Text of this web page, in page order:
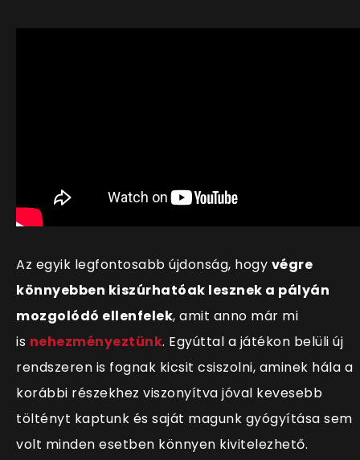
Az egyik legfontosabb újdonság, hogy végre
könnyebben kiszúrhatóak lesznek a pályán
mozgolódó ellenfelek, amit anno már mi
is nehezményeztünk. Egyúttal a játékon belüli új
rendszeren is fognak kicsit csiszolni, aminek hála a
korábbi részekhez viszonyítva jóval kevesebb
töltényt kaptunk és saját magunk gyógyítása sem
volt minden esetben könnyen kivitelezhető.